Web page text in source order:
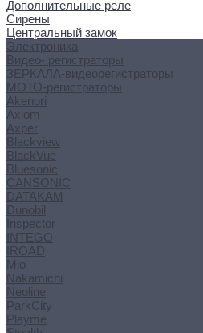
Дополнительные реле
Сирены
Центральный замок
Электроника
Видео- регистраторы
ЗЕРКАЛА-видеорегистраторы
МОТО-регистраторы
Akenori
Axiom
Axper
Blackview
BlackVue
Bluesonic
CANSONIC
DATAKAM
Dunobil
Inspector
INTEGO
IROAD
Mio
Nakamichi
Neoline
ParkCity
Playme